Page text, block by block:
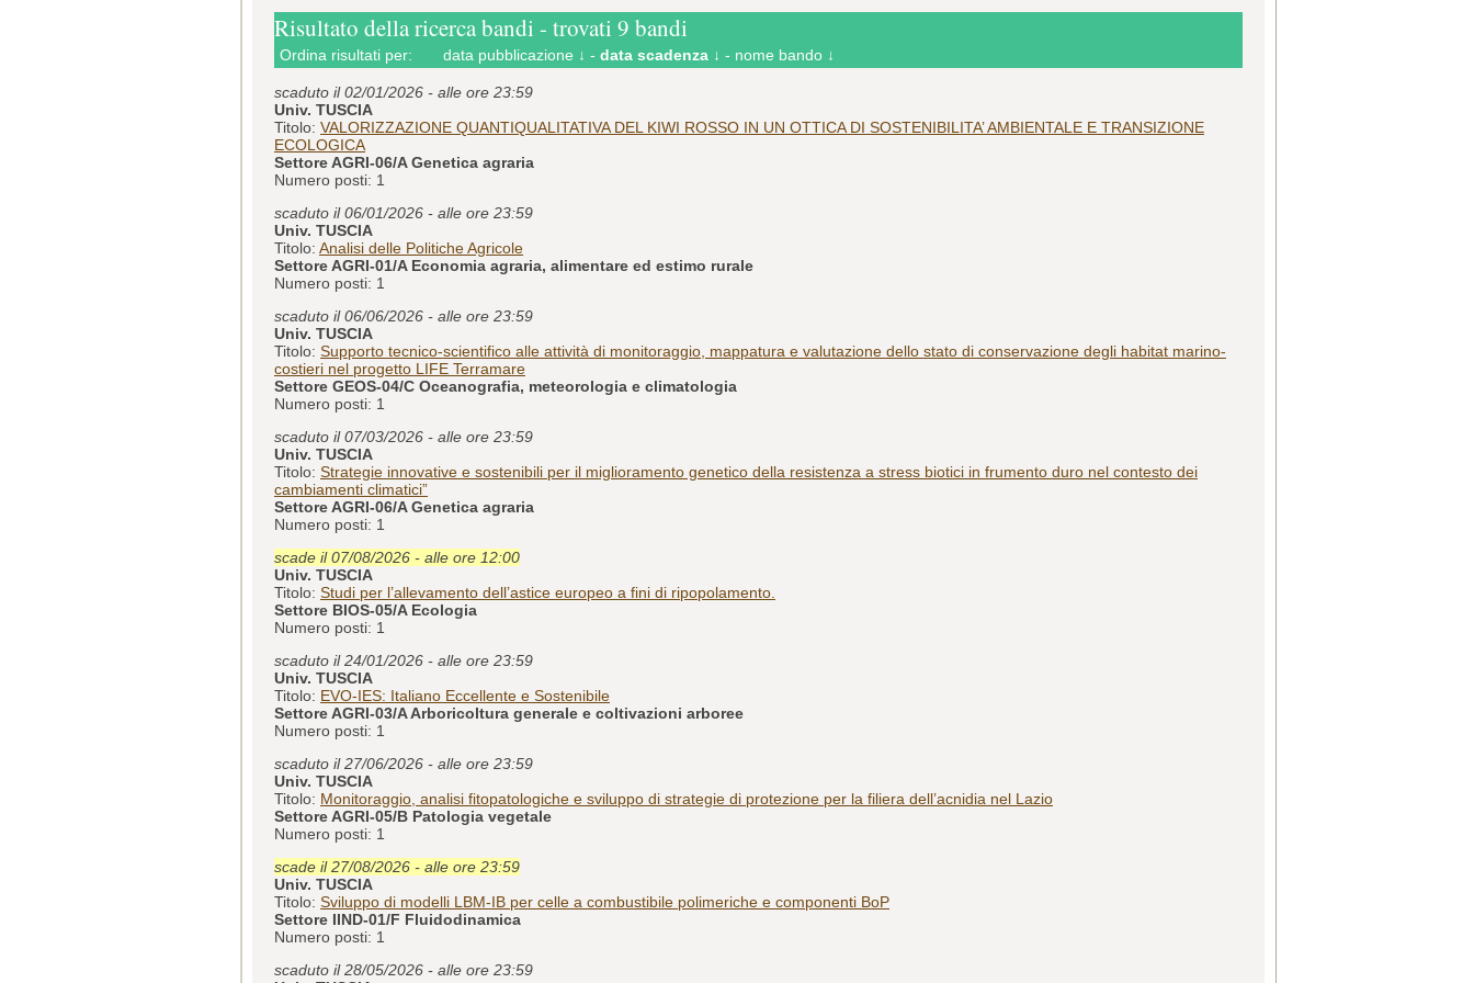
Risultato della ricerca bandi - trovati 9 bandi
Ordina risultati per: data pubblicazione ↓ - data scadenza ↓ - nome bando ↓
scaduto il 02/01/2026 - alle ore 23:59
Univ. TUSCIA
Titolo: VALORIZZAZIONE QUANTIQUALITATIVA DEL KIWI ROSSO IN UN OTTICA DI SOSTENIBILITA’ AMBIENTALE E TRANSIZIONE
ECOLOGICA
Settore AGRI-06/A Genetica agraria
Numero posti: 1
scaduto il 06/01/2026 - alle ore 23:59
Univ. TUSCIA
Titolo: Analisi delle Politiche Agricole
Settore AGRI-01/A Economia agraria, alimentare ed estimo rurale
Numero posti: 1
scaduto il 06/06/2026 - alle ore 23:59
Univ. TUSCIA
Titolo: Supporto tecnico-scientifico alle attività di monitoraggio, mappatura e valutazione dello stato di conservazione degli habitat marino-
costieri nel progetto LIFE Terramare
Settore GEOS-04/C Oceanografia, meteorologia e climatologia
Numero posti: 1
scaduto il 07/03/2026 - alle ore 23:59
Univ. TUSCIA
Titolo: Strategie innovative e sostenibili per il miglioramento genetico della resistenza a stress biotici in frumento duro nel contesto dei
cambiamenti climatici”
Settore AGRI-06/A Genetica agraria
Numero posti: 1
scade il 07/08/2026 - alle ore 12:00
Univ. TUSCIA
Titolo: Studi per l’allevamento dell’astice europeo a fini di ripopolamento.
Settore BIOS-05/A Ecologia
Numero posti: 1
scaduto il 24/01/2026 - alle ore 23:59
Univ. TUSCIA
Titolo: EVO-IES: Italiano Eccellente e Sostenibile
Settore AGRI-03/A Arboricoltura generale e coltivazioni arboree
Numero posti: 1
scaduto il 27/06/2026 - alle ore 23:59
Univ. TUSCIA
Titolo: Monitoraggio, analisi fitopatologiche e sviluppo di strategie di protezione per la filiera dell’acnidia nel Lazio
Settore AGRI-05/B Patologia vegetale
Numero posti: 1
scade il 27/08/2026 - alle ore 23:59
Univ. TUSCIA
Titolo: Sviluppo di modelli LBM-IB per celle a combustibile polimeriche e componenti BoP
Settore IIND-01/F Fluidodinamica
Numero posti: 1
scaduto il 28/05/2026 - alle ore 23:59